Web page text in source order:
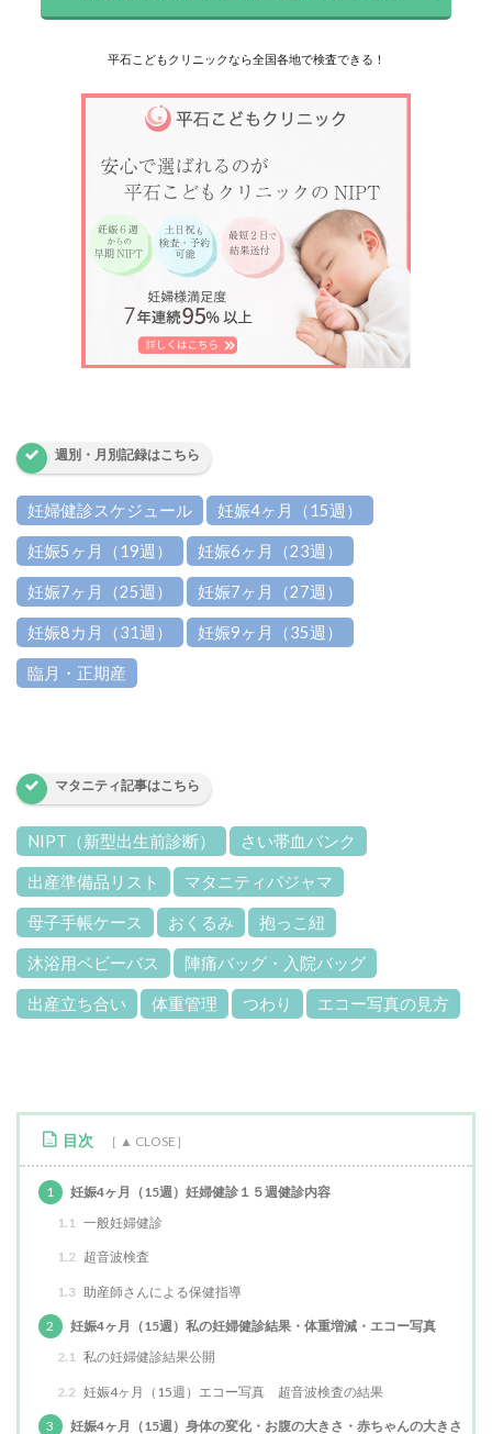
平石こどもクリニックなら全国各地で検査できる！
週別・月別記録はこちら
妊婦健診スケジュール 妊娠4ヶ月（15週）
妊娠5ヶ月（19週） 妊娠6ヶ月（23週）
妊娠7ヶ月（25週） 妊娠7ヶ月（27週）
妊娠8カ月（31週） 妊娠9ヶ月（35週）
臨月・正期産
マタニティ記事はこちら
NIPT（新型出生前診断） さい帯血バンク
出産準備品リスト マタニティパジャマ
母子手帳ケース おくるみ 抱っこ紐
沐浴用ベビーバス 陣痛バッグ・入院バッグ
出産立ち合い 体重管理 つわり エコー写真の見方
目次
1
妊娠4ヶ月（15週）妊婦健診１５週健診内容
1.1 一般妊婦健診
1.2 超音波検査
1.3 助産師さんによる保健指導
2
妊娠4ヶ月（15週）私の妊婦健診結果・体重増減・エコー写真
2.1 私の妊婦健診結果公開
2.2 妊娠4ヶ月（15週）エコー写真 超音波検査の結果
3
妊娠4ヶ月（15週）身体の変化・お腹の大きさ・赤ちゃんの大きさ